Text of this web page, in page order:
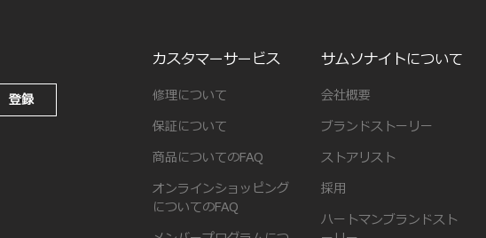
登録
カスタマーサービス
修理について
保証について
商品についてのFAQ
オンラインショッピング
についてのFAQ
サムソナイトについて
会社概要
ブランドストーリー
ストアリスト
採用
ハートマンブランドスト